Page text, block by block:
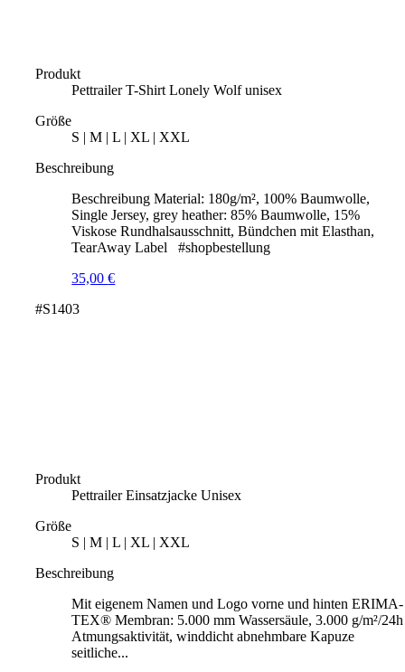
Produkt
Pettrailer T-Shirt Lonely Wolf unisex
Größe
S | M | L | XL | XXL
Beschreibung
Beschreibung Material: 180g/m², 100% Baumwolle,
Single Jersey, grey heather: 85% Baumwolle, 15%
Viskose Rundhalsausschnitt, Bündchen mit Elasthan,
TearAway Label #shopbestellung
35,00€
#S1403
Produkt
Pettrailer Einsatzjacke Unisex
Größe
S | M | L | XL | XXL
Beschreibung
Mit eigenem Namen und Logo vorne und hinten ERIMA-
TEX® Membran: 5.000 mm Wassersäule, 3.000 g/m²/24h
Atmungsaktivität, winddicht abnehmbare Kapuze
seitliche...